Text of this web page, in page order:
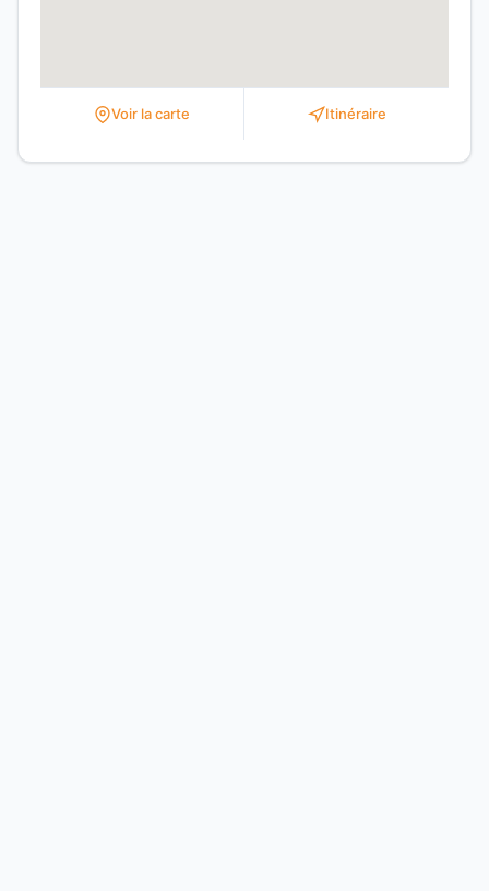
Voir la carte Itinéraire